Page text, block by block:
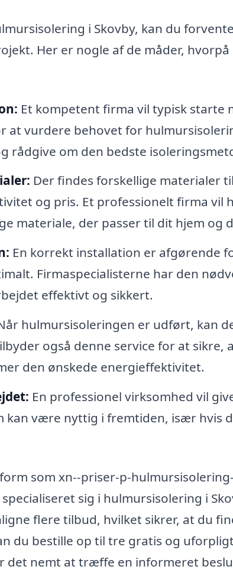
i Skovby, kan du
Her er nogle af de måder,
Et kompetent firma vil typisk starte
at vurdere behovet for
rådgive om den bedste
Der findes forskellige materialer
og pris. Et professionelt firma
materiale, der passer til dit hjem og
En korrekt installation er afgørende
Firmaspecialisterne har den
effektivt og sikkert.
hulmursisoleringen er udført, kan
også denne service for at sikre,
den ønskede energieffektivitet.
En professionel virksomhed vil
kan være nyttig i fremtiden, især hvis
som xn--priser-p-
sig i hulmursisolering i
flere tilbud, hvilket sikrer, at du
du bestille op til tre gratis og
det nemt at træffe en informeret